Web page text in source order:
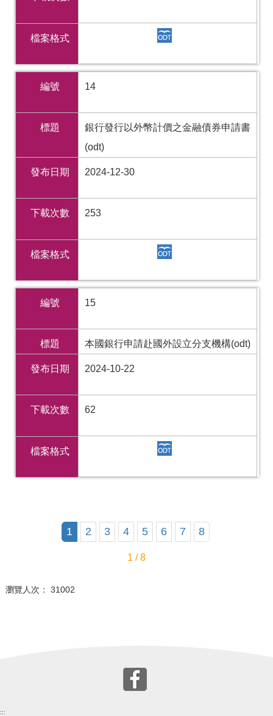
檔案格式
編號 14
標題
銀行發行以外幣計價之金融債券申請書
(odt)
發布日期 2024-12-30
下載次數 253
檔案格式
編號 15
標題 本國銀行申請赴國外設立分支機構(odt)
發布日期 2024-10-22
下載次數 62
檔案格式
1 2 3 4 5 6 7 8
1 / 8
瀏覽人次： 31002
:::